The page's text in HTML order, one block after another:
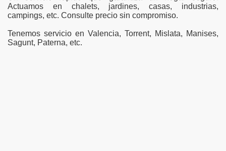
Actuamos en chalets, jardines, casas, industrias,
campings, etc. Consulte precio sin compromiso.
Tenemos servicio en Valencia, Torrent, Mislata, Manises,
Sagunt, Paterna, etc.
Torrent, Paterna.
de fauna silvestre, exótica e invasora en Valencia,